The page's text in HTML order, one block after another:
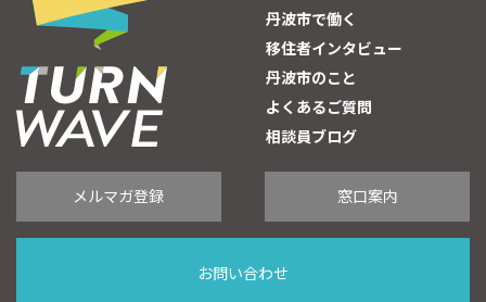
丹波市で働く
移住者インタビュー
丹波市のこと
よくあるご質問
相談員ブログ
メルマガ登録 窓口案内
お問い合わせ